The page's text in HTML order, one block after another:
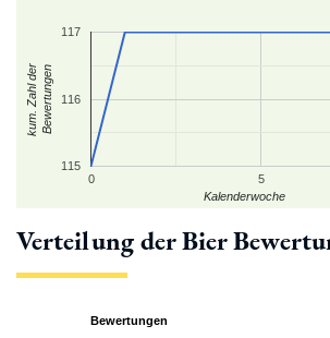
0 5
115
116
117
Kalenderwoche
kum. Zahl derBewertungen
Verteilung der Bier
Bewertungen